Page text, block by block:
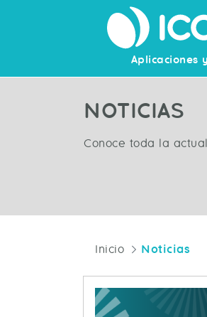
Aplicaciones
NOTICIAS
Conoce toda la
Inicio Noticias